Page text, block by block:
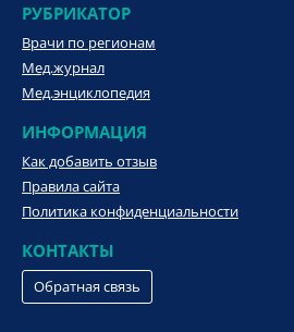
РУБРИКАТОР
Врачи по регионам
Мед.журнал
Мед.энциклопедия
ИНФОРМАЦИЯ
Как добавить отзыв
Правила сайта
Политика конфиденциальности
КОНТАКТЫ
Обратная связь